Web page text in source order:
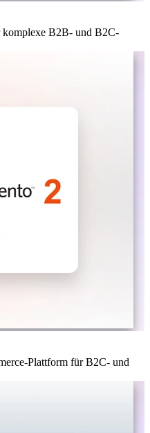
komplexe B2B- und B2C-
Plattform für B2C- und